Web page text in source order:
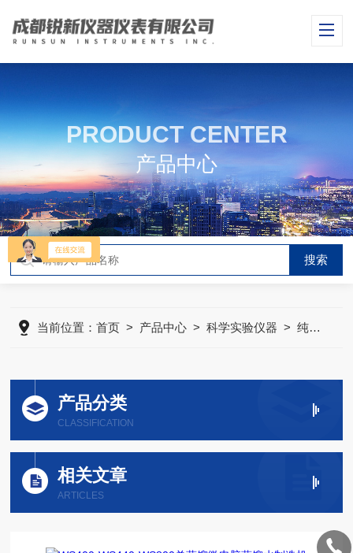
PRODUCT CENTER
产品中心
当前位置：首页 > 产品中心 >科学实验仪器 >纯水机
产品分类
CLASSIFICATION
相关文章
ARTICLES